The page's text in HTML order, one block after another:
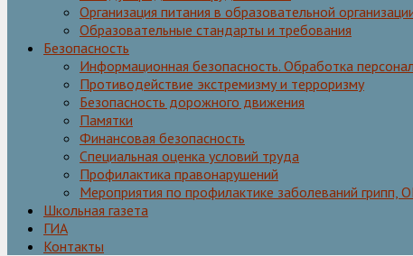
Организация питания в образовательной
Образовательные стандарты и требования
Безопасность
Информационная безопасность. Обработка
Противодействие экстремизму и терроризму
Безопасность дорожного движения
Памятки
Финансовая безопасность
Специальная оценка условий труда
Профилактика правонарушений
Мероприятия по профилактике заболеваний грипп,
Школьная газета
ГИА
Контакты